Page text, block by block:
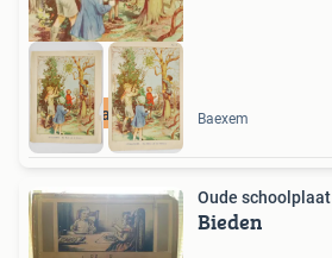
Groot aanbod Baexem
Oude schoolplaat
Bieden